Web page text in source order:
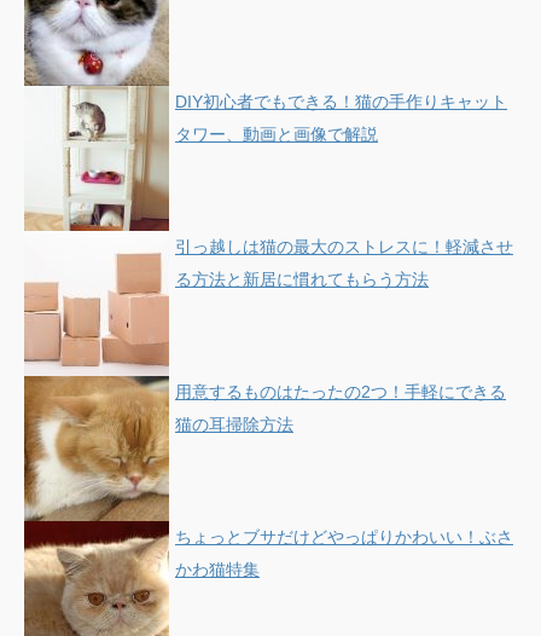
DIY初心者でもできる！猫の手作りキャット
タワー、動画と画像で解説
引っ越しは猫の最大のストレスに！軽減させ
る方法と新居に慣れてもらう方法
用意するものはたったの2つ！手軽にできる
猫の耳掃除方法
ちょっとブサだけどやっぱりかわいい！ぶさ
かわ猫特集